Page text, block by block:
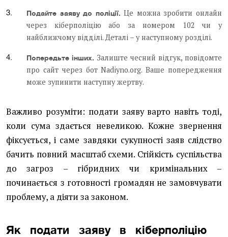
Подайте заяву до поліції.Це можна зробити онлайн
через кіберполіцію або за номером 102 чи у
найближчому відділі. Деталі – у наступному розділі.
Попередьте інших. Залиште чесний відгук, повідомте
про сайт через бот Nadiyno.org. Ваше попередження
може зупинити наступну жертву.
Важливо розуміти: подати заяву варто навіть тоді,
коли сума здається невеликою. Кожне звернення
фіксується, і саме завдяки сукупності заяв слідство
бачить повний масштаб схеми. Стійкість суспільства
до загроз – гібридних чи кримінальних –
починається з готовності громадян не замовчувати
проблему, а діяти за законом.
Як подати заяву в кіберполіцію